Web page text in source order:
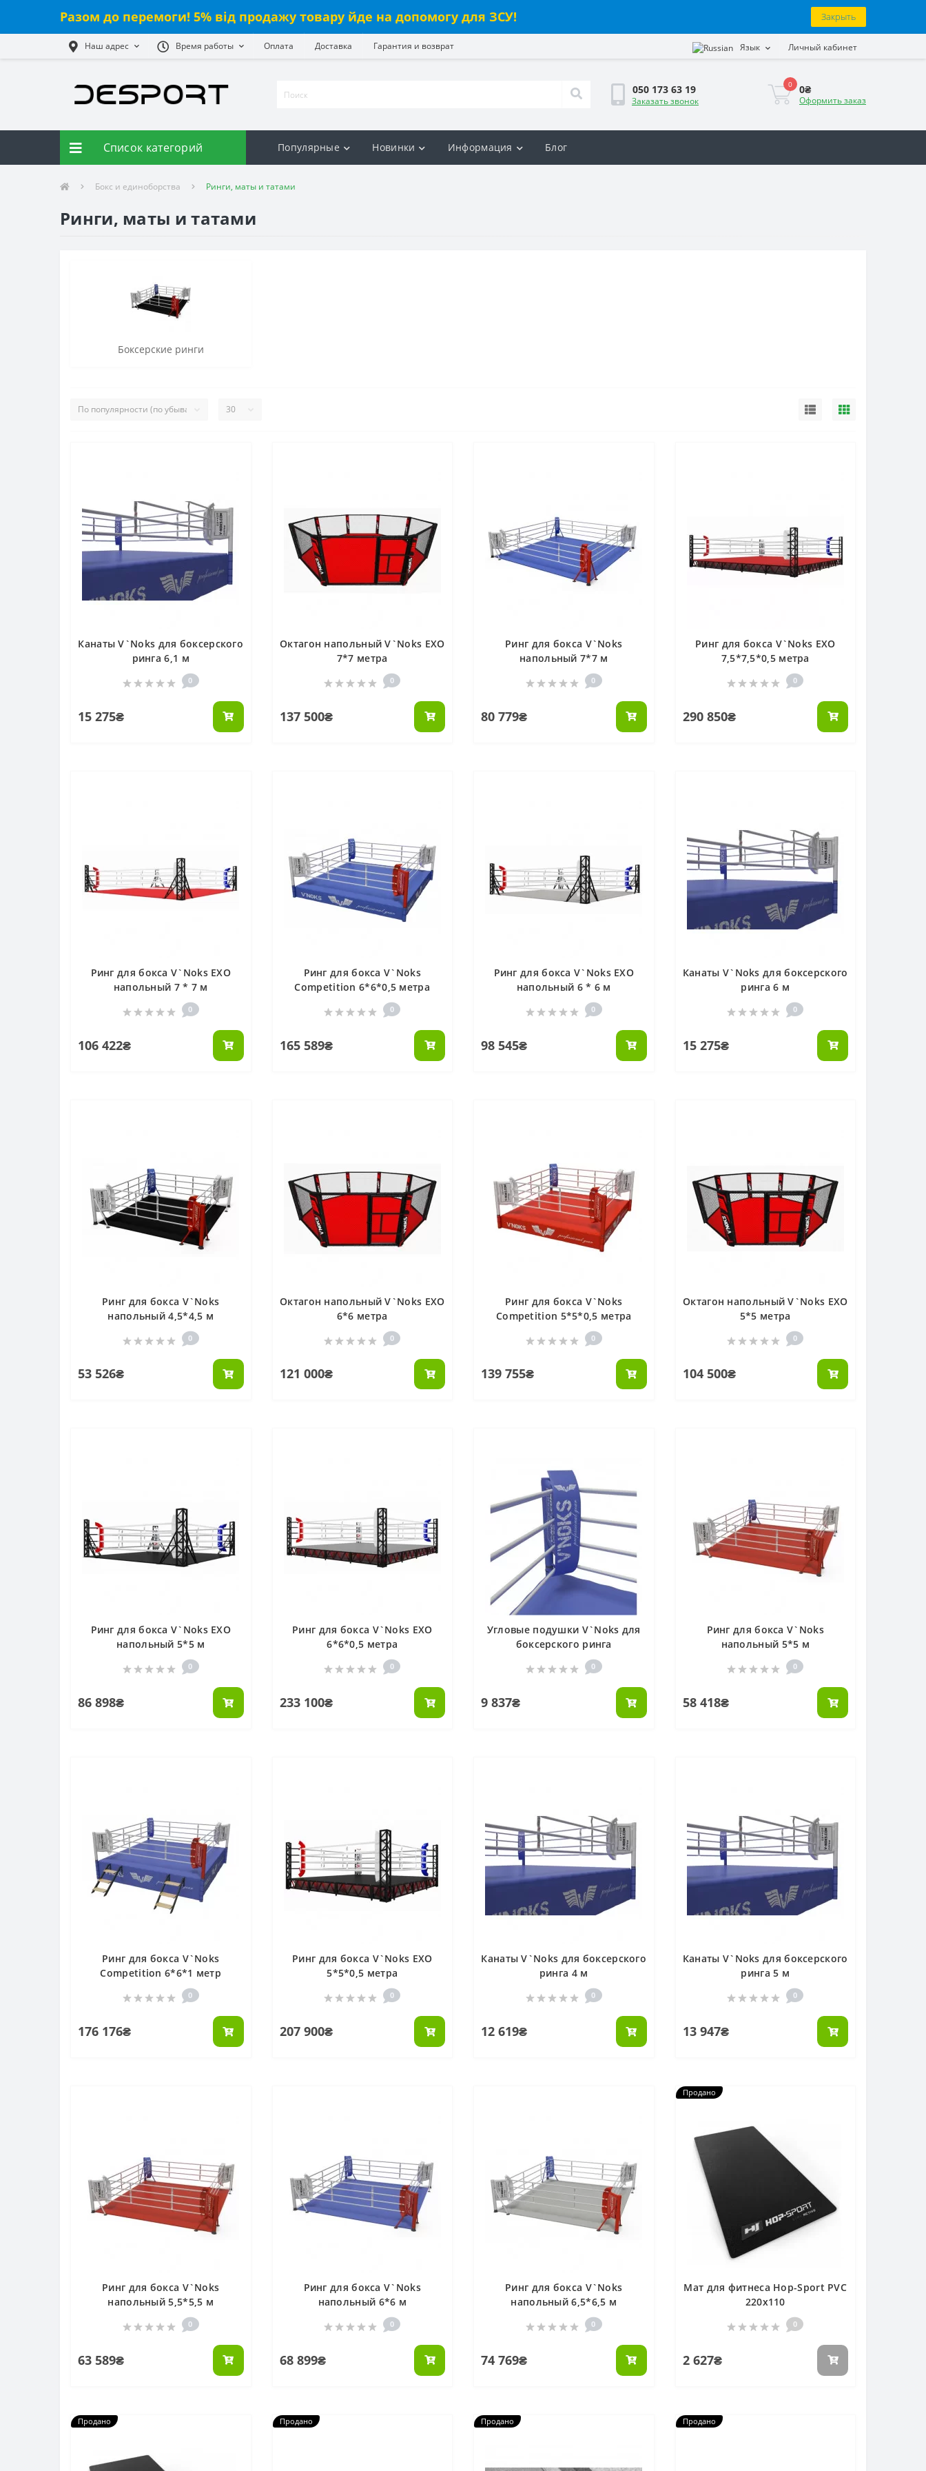
Разом до перемоги! 5% від продажу товару йде на допомогу для ЗСУ! Закрыть
Наш адрес Время работы Оплата Доставка Гарантия и возврат Язык Личный кабинет
050 173 63 19
Заказать звонок
0 0₴
Оформить заказ
Список категорий Популярные Новинки Информация Блог
Бокс и единоборства Ринги, маты и татами
Ринги, маты и татами
Боксерские ринги
Канаты V`Noks для боксерского
ринга 6,1 м
0
15 275₴
Октагон напольный V`Noks EXO
7*7 метра
0
137 500₴
Ринг для бокса V`Noks
напольный 7*7 м
0
80 779₴
Ринг для бокса V`Noks EXO
7,5*7,5*0,5 метра
0
290 850₴
Ринг для бокса V`Noks EXO
напольный 7 * 7 м
0
106 422₴
Ринг для бокса V`Noks
Competition 6*6*0,5 метра
0
165 589₴
Ринг для бокса V`Noks EXO
напольный 6 * 6 м
0
98 545₴
Канаты V`Noks для боксерского
ринга 6 м
0
15 275₴
Ринг для бокса V`Noks
напольный 4,5*4,5 м
0
53 526₴
Октагон напольный V`Noks EXO
6*6 метра
0
121 000₴
Ринг для бокса V`Noks
Competition 5*5*0,5 метра
0
139 755₴
Октагон напольный V`Noks EXO
5*5 метра
0
104 500₴
Ринг для бокса V`Noks EXO
напольный 5*5 м
0
86 898₴
Ринг для бокса V`Noks EXO
6*6*0,5 метра
0
233 100₴
Угловые подушки V`Noks для
боксерского ринга
0
9 837₴
Ринг для бокса V`Noks
напольный 5*5 м
0
58 418₴
Ринг для бокса V`Noks
Competition 6*6*1 метр
0
176 176₴
Ринг для бокса V`Noks EXO
5*5*0,5 метра
0
207 900₴
Канаты V`Noks для боксерского
ринга 4 м
0
12 619₴
Канаты V`Noks для боксерского
ринга 5 м
0
13 947₴
Ринг для бокса V`Noks
напольный 5,5*5,5 м
0
63 589₴
Ринг для бокса V`Noks
напольный 6*6 м
0
68 899₴
Ринг для бокса V`Noks
напольный 6,5*6,5 м
0
74 769₴
Продано
Мат для фитнеса Hop-Sport PVC
220x110
0
2 627₴
Продано Продано Продано Продано